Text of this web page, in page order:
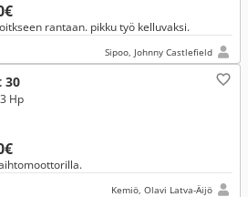
rantaan. pikku työ kelluvaksi.
Sipoo, Johnny Castlefield
30
Hp
Kemiö, Olavi Latva-Äijö